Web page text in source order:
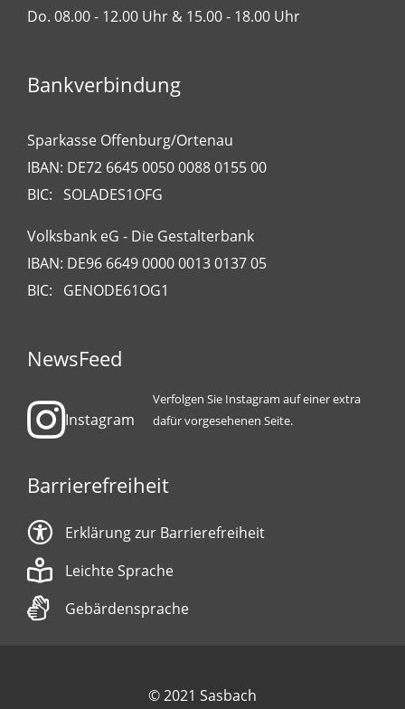
Do. 08.00 - 12.00 Uhr & 15.00 - 18.00 Uhr
Bankverbindung
Sparkasse Offenburg/Ortenau
IBAN: DE72 6645 0050 0088 0155 00
BIC: SOLADES1OFG
Volksbank eG - Die Gestalterbank
IBAN: DE96 6649 0000 0013 0137 05
BIC: GENODE61OG1
NewsFeed
Instagram
Verfolgen Sie Instagram auf einer extra
dafür vorgesehenen Seite.
Barrierefreiheit
Erklärung zur Barrierefreiheit
Leichte Sprache
Gebärdensprache
© 2021 Sasbach